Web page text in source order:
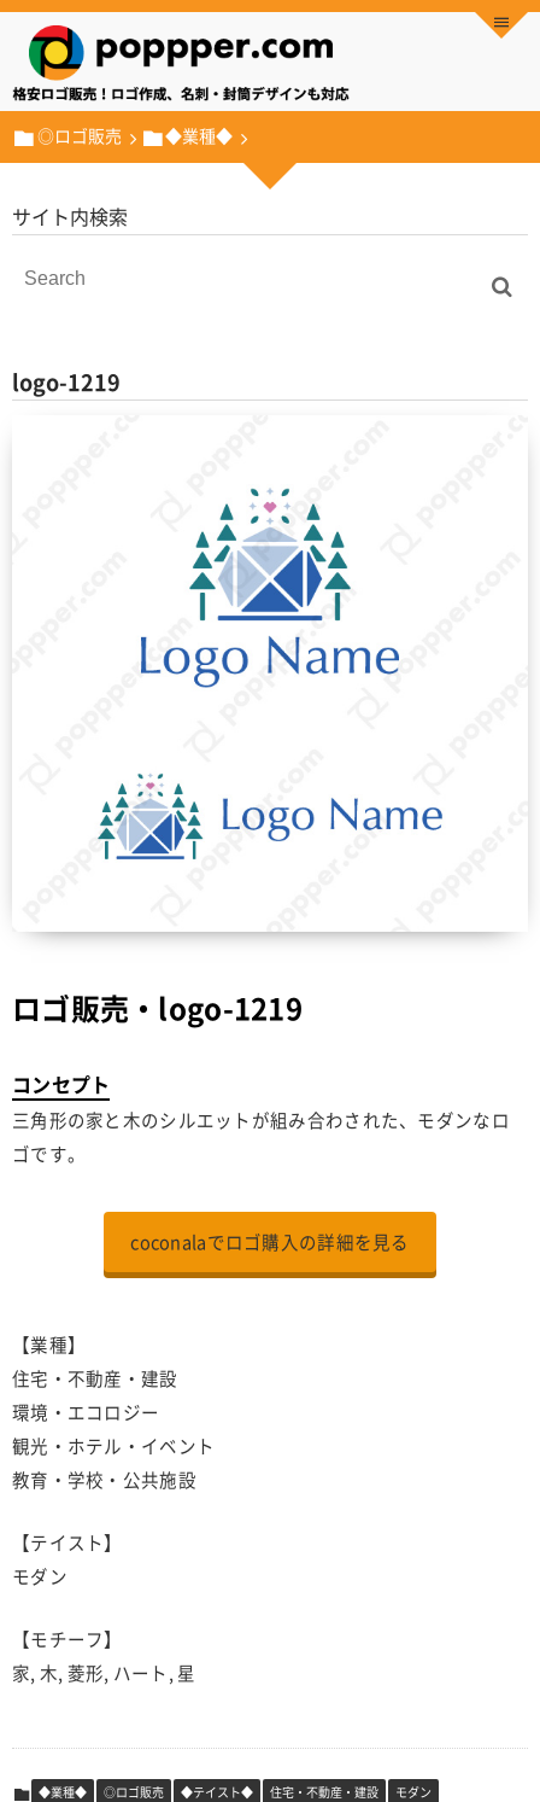
◎ロゴ販売 ◆業種◆
サイト内検索
logo-1219
ロゴ販売・logo-1219
コンセプト
三角形の家と木のシルエットが組み合わされた、モダンなロ
ゴです。
coconalaでロゴ購入の詳細を見る
【業種】
住宅・不動産・建設
環境・エコロジー
観光・ホテル・イベント
教育・学校・公共施設
【テイスト】
モダン
【モチーフ】
家, 木, 菱形, ハート, 星
◆業種◆ ◎ロゴ販売 ◆テイスト◆ 住宅・不動産・建設
モダン